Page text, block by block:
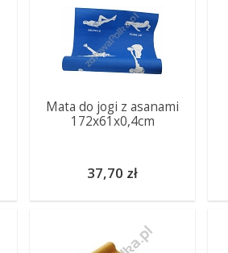
Mata do jogi z asanami
172x61x0,4cm
37,70 zł